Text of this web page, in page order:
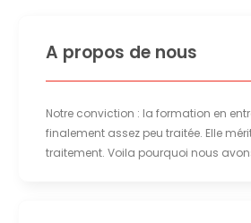
A propos de nous
Notre conviction : la formation en
finalement assez peu traitée. Elle
traitement. Voila pourquoi nous